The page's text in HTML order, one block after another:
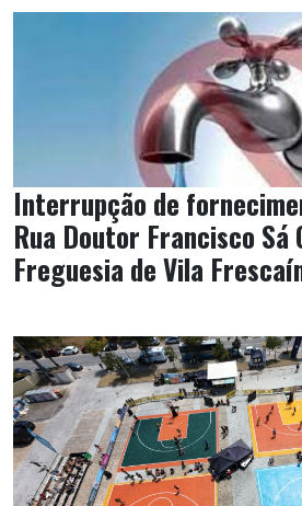
Interrupção de
Rua Doutor Francisco Sá
Freguesia de Vila